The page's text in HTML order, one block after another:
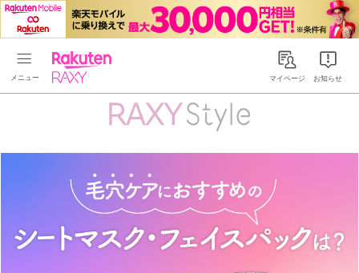
Rakuten RAXYマイページ お知らせ